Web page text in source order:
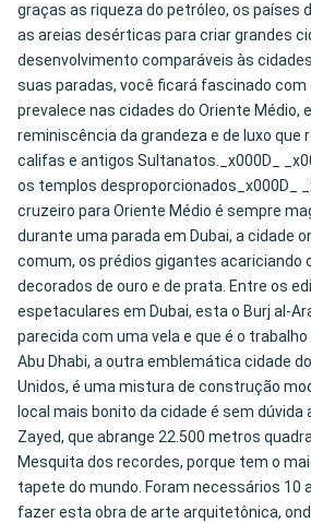
graças as riqueza do petróleo, os países
as areias desérticas para criar grandes
desenvolvimento comparáveis às
suas paradas, você ficará fascinado com
prevalece nas cidades do Oriente Médio,
reminiscência da grandeza e de luxo que
califas e antigos Sultanatos._x000D_
os templos desproporcionados_x000D_
cruzeiro para Oriente Médio é sempre
durante uma parada em Dubai, a cidade
comum, os prédios gigantes acariciando
decorados de ouro e de prata. Entre os
espetaculares em Dubai, esta o Burj al-
parecida com uma vela e que é o trabalho
Abu Dhabi, a outra emblemática cidade
Unidos, é uma mistura de construção
local mais bonito da cidade é sem dúvida
Zayed, que abrange 22.500 metros
Mesquita dos recordes, porque tem o
tapete do mundo. Foram necessários 10
fazer esta obra de arte arquitetônica,